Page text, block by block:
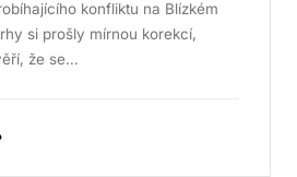
konfliktu na Blízkém
si prošly mírnou korekcí,
že se…